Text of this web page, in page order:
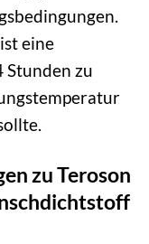
eine
Stunden zu
zu Teroson